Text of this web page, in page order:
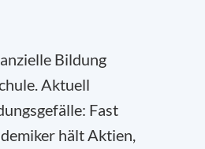
Bildung
Aktuell
Fast
hält Aktien,